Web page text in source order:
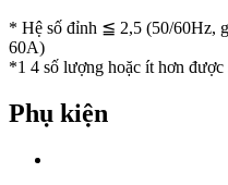
* Hệ số đỉnh ≦ 2,5 (50/60Hz,
60A)
*1 4 số lượng hoặc ít hơn được
Phụ kiện